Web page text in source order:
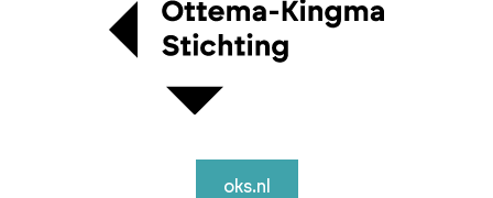
oks.nl